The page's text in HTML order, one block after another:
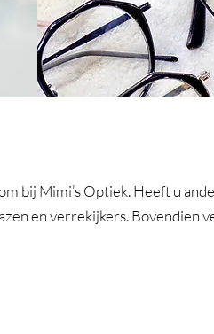
bij Mimi’s Optiek. Heeft u
en verrekijkers. Bovendien